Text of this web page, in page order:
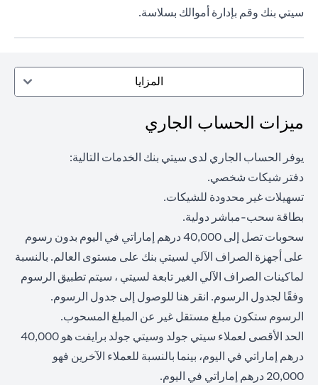
سيتي بنك وقم بإدارة أموالك بسلاسة.
المزايا
ميزات الحساب الجاري
يوفر الحساب الجاري لدى سيتي بنك الخدمات التالية:
دفتر شيكات شخصي.
تسهيلات غير محدودة للشيكات.
بطاقة سحب-مباشر دولية.
سحوبات تصل إلى 40,000 درهم إماراتي في اليوم بدون رسوم
على أجهزة الصراف الآلي لسيتي بنك على مستوى العالم. بالنسبة
لماكينات الصراف الآلي الغير تابعة لسيتي ، سيتم تطبيق الرسوم
وفقًا لجدول الرسوم. انقر هنا opens in a new tab
للوصول إلى جدول الرسوم.
الرسوم ستكون مبلغ مستقل غير عن المبلغ المسحوب.
الحد الأقصى لعملاء سيتي جولد وسيتي جولد برايفت هو 40,000
درهم إماراتي في اليوم، بينما بالنسبة للعملاء الآخرين فهو
20,000 درهم إماراتي في اليوم.